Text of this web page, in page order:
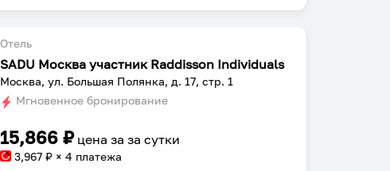
Отель
SADU Москва участник Raddisson Individuals
Москва, ул. Большая Полянка, д. 17, стр. 1
Мгновенное бронирование
15,866 ₽ цена заза сутки
3,967 ₽ × 4 платежа